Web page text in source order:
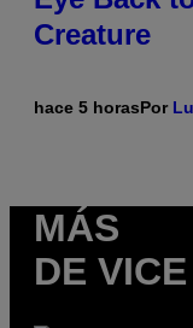
Creature
hace 5 horasPor
MÁS
DE VICE